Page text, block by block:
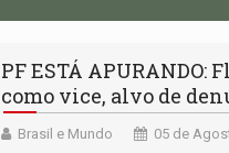
PF ESTÁ
como vice, alvo de
Brasil e Mundo 05 de